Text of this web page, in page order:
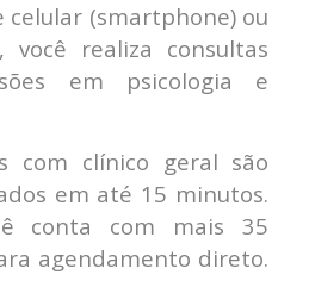
celular (smartphone) ou
você realiza consultas
em psicologia e
com clínico geral são
em até 15 minutos.
conta com mais 35
agendamento direto.